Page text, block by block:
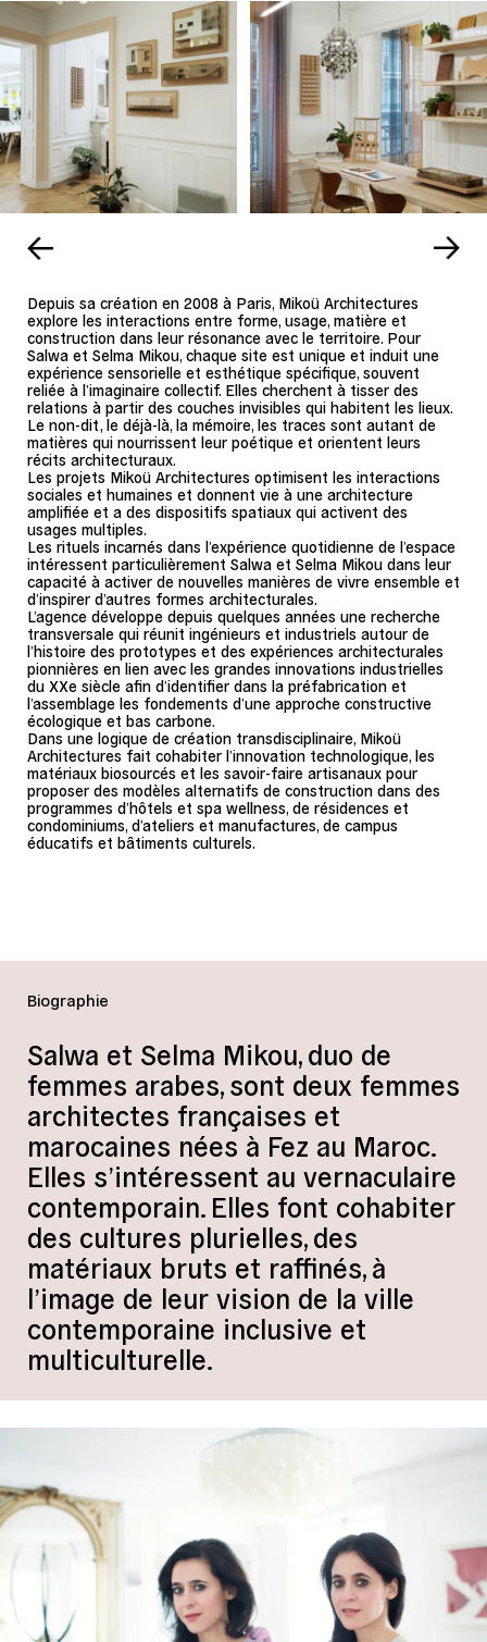
Depuis sa création en 2008 à Paris, Mikoü Architectures
explore les interactions entre forme, usage, matière et
construction dans leur résonance avec le territoire. Pour
Salwa et Selma Mikou, chaque site est unique et induit une
expérience sensorielle et esthétique spécifique, souvent
reliée à l’imaginaire collectif. Elles cherchent à tisser des
relations à partir des couches invisibles qui habitent les lieux.
Le non-dit, le déjà-là, la mémoire, les traces sont autant de
matières qui nourrissent leur poétique et orientent leurs
récits architecturaux.
Les projets Mikoü Architectures optimisent les interactions
sociales et humaines et donnent vie à une architecture
amplifiée et a des dispositifs spatiaux qui activent des
usages multiples.
Les rituels incarnés dans l’expérience quotidienne de l’espace
intéressent particulièrement Salwa et Selma Mikou dans leur
capacité à activer de nouvelles manières de vivre ensemble et
d’inspirer d’autres formes architecturales.
L’agence développe depuis quelques années une recherche
transversale qui réunit ingénieurs et industriels autour de
l’histoire des prototypes et des expériences architecturales
pionnières en lien avec les grandes innovations industrielles
du XXe siècle afin d’identifier dans la préfabrication et
l’assemblage les fondements d’une approche constructive
écologique et bas carbone.
Dans une logique de création transdisciplinaire, Mikoü
Architectures fait cohabiter l’innovation technologique, les
matériaux biosourcés et les savoir-faire artisanaux pour
proposer des modèles alternatifs de construction dans des
programmes d’hôtels et spa wellness, de résidences et
condominiums, d’ateliers et manufactures, de campus
éducatifs et bâtiments culturels.
Biographie
Salwa et Selma Mikou, duo de
femmes arabes, sont deux femmes
architectes françaises et
marocaines nées à Fez au Maroc.
Elles s’intéressent au vernaculaire
contemporain. Elles font cohabiter
des cultures plurielles, des
matériaux bruts et raffinés, à
l’image de leur vision de la ville
contemporaine inclusive et
multiculturelle.